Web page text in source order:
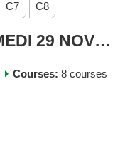
C7 C8
R4 - PORNICHET - SAMEDI 29 NOVEMBRE 2025
Courses: 8 courses